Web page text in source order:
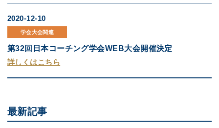
2020-12-10
学会大会関連
第32回日本コーチング学会WEB大会開催決定
詳しくはこちら
最新記事